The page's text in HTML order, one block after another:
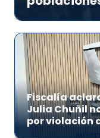
Fiscalía
Julia Chuñil
por violación